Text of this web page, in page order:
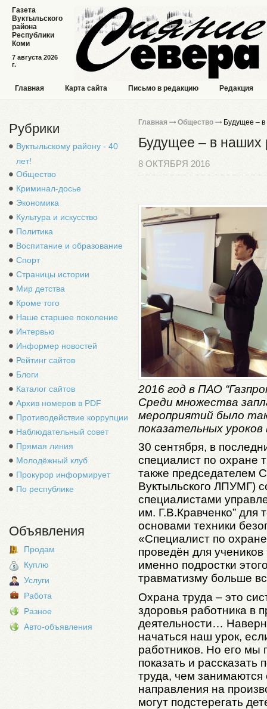
7 августа 2026
г.
Газета
Вуктыльского
района
Республики
Коми
Главная Карта сайта Письмо в редакцию Редакция
Рубрики
Вуктыльскому району - 40
лет!
Общество
Криминал-досье
Экономика
Культура и искусство
Политика
Воспитание и образование
Спорт
Страницы истории
Мир детства
Кроме того
Наше старшее поколение
Интервью
Информер новостей
Рейтинг сайтов
Блоги
Каталог сайтов
Архив номеров в PDF
Противодействие коррупции
Наблюдательный совет
Прямая линия
Молодёжный клуб
Прокурор информирует
По республике
Объявления
Продам
Куплю
Услуги
Работа
Разное
Авто-объявления
Главная Общество Будущее – в
Будущее – в наших
8 ОКТЯБРЯ 2016
2016 год в ПАО
Среди множества
мероприятий было
показательных
30 сентября, в
специалист по охране
также председателем
Вуктыльского ЛПУМГ)
специалистами
им. Г.В.Кравченко” для
основами техники
«Специалист по
проведён для учеников
именно подростки
травматизму больше
Охрана труда – это
здоровья работника в
деятельности…
начаться наш урок,
работников. Но его мы
показать и рассказать
труда, чем
направления на
могут подстерегать